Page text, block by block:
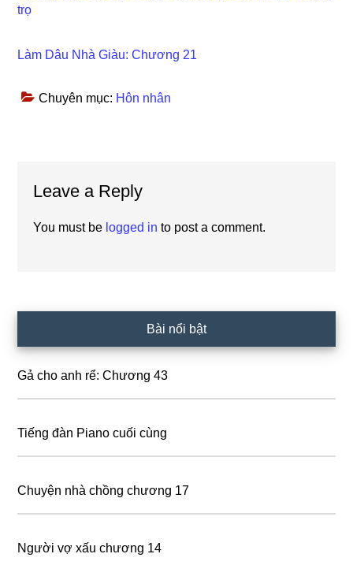
trọ
Làm Dâu Nhà Giàu: Chương 21
Chuyên mục: Hôn nhân
Interactions
Leave a Reply
You must be logged in to post a comment.
Sidebar
Bài nổi bật
Gả cho anh rể: Chương 43
Tiếng đàn Piano cuối cùng
Chuyện nhà chồng chương 17
Người vợ xấu chương 14